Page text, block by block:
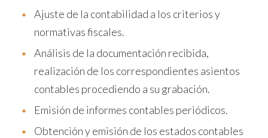
Ajuste de la contabilidad a los criterios y
normativas fiscales.
Análisis de la documentación recibida,
realización de los correspondientes asientos
contables procediendo a su grabación.
Emisión de informes contables periódicos.
Obtención y emisión de los estados contables